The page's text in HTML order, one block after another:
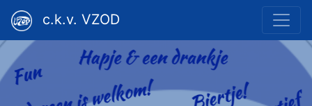
c.k.v. VZOD